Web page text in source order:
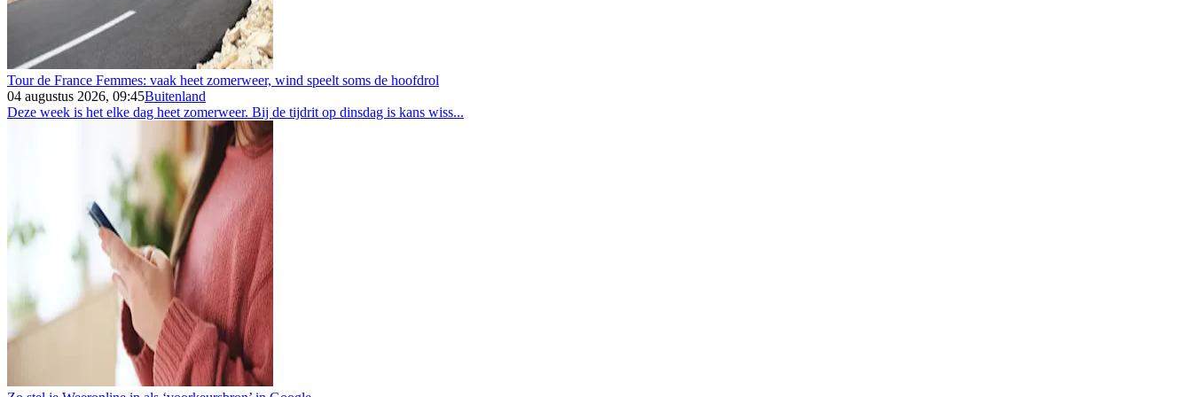
Tour de France Femmes: vaak heet zomerweer, wind speelt soms de hoofdrol
04 augustus 2026, 09:45Buitenland
Deze week is het elke dag heet zomerweer. Bij de tijdrit op dinsdag is kans wiss...